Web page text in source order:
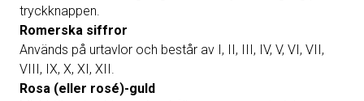
tryckknappen.
Romerska siffror
Används på urtavlor och består av I, II, III, IV, V, VI, VII,
VIII, IX, X, XI, XII.
Rosa (eller rosé)-guld